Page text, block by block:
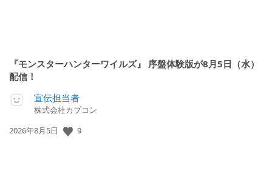
『モンスターハンターワイルズ』 序盤体験版が8月5日（水）
配信！
宣伝担当者
株式会社カプコン
公
2026年8月5日 9